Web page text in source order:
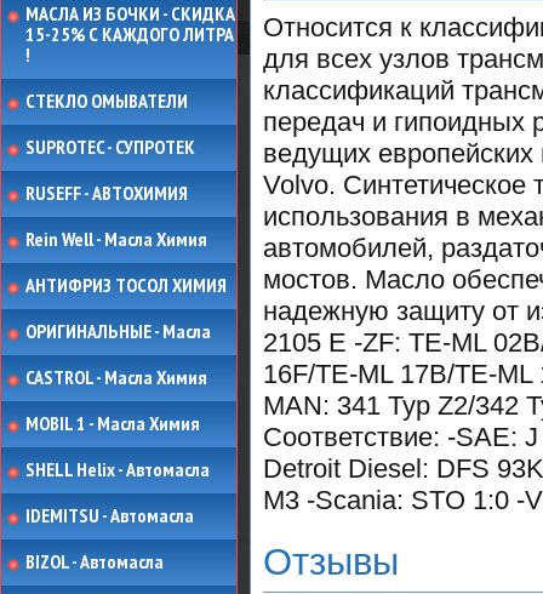
МАСЛА ИЗ БОЧКИ - СКИДКА
15-25% С КАЖДОГО ЛИТРА
!
СТЕКЛО ОМЫВАТЕЛИ
SUPROTEC - СУПРОТЕК
RUSEFF - АВТОХИМИЯ
Rein Well - Масла Химия
АНТИФРИЗ ТОСОЛ ХИМИЯ
ОРИГИНАЛЬНЫЕ - Масла
CASTROL - Масла Химия
MOBIL 1 - Масла Химия
SHELL Helix - Автомасла
IDEMITSU - Автомасла
BIZOL - Автомасла
Относится к
для всех узлов
классификаций
передач и гипоидных
ведущих европейских
Volvo. Синтетическое
использования в
автомобилей,
мостов. Масло
надежную защиту от
2105 E -ZF: TE-ML
16F/TE-ML 17B/TE-
MAN: 341 Typ Z2/342
Соответствие: -SAE:
Detroit Diesel: DFS
M3 -Scania: STO 1:0 -
Отзывы